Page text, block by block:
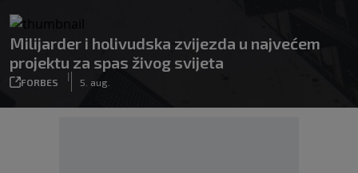
Milijarder i holivudska zvijezda u najvećem
projektu za spas živog svijeta
FORBES
|
5. aug.